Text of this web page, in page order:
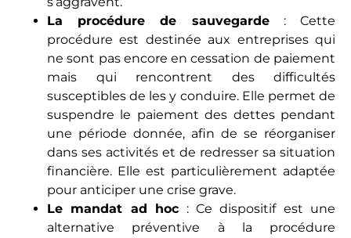
La procédure de sauvegarde: Cette
procédure est destinée aux entreprises qui
ne sont pas encore en cessation de paiement
mais qui rencontrent des difficultés
susceptibles de les y conduire. Elle permet de
suspendre le paiement des dettes pendant
une période donnée, afin de se réorganiser
dans ses activités et de redresser sa situation
financière. Elle est particulièrement adaptée
pour anticiper une crise grave.
Le mandat ad hoc : Ce dispositif est une
alternative préventive à la procédure